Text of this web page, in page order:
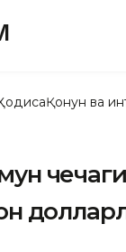
Қонун ва